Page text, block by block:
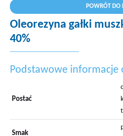
POWRÓT DO
Oleorezyna gałki
40%
Podstawowe informacje
Postać
Smak